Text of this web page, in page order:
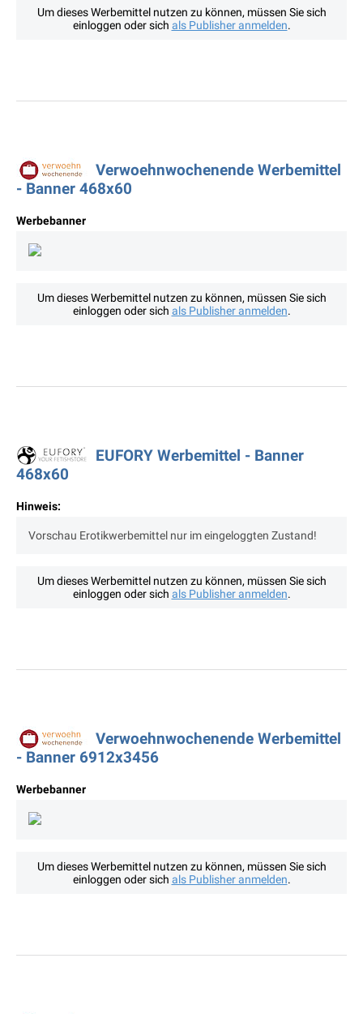
Um dieses Werbemittel nutzen zu können, müssen Sie sich
einloggen oder sich als Publisher anmelden.
Verwoehnwochenende Werbemittel
- Banner 468x60
Werbebanner
Um dieses Werbemittel nutzen zu können, müssen Sie sich
einloggen oder sich als Publisher anmelden.
EUFORY Werbemittel - Banner
468x60
Hinweis:
Vorschau Erotikwerbemittel nur im eingeloggten Zustand!
Um dieses Werbemittel nutzen zu können, müssen Sie sich
einloggen oder sich als Publisher anmelden.
Verwoehnwochenende Werbemittel
- Banner 6912x3456
Werbebanner
Um dieses Werbemittel nutzen zu können, müssen Sie sich
einloggen oder sich als Publisher anmelden.